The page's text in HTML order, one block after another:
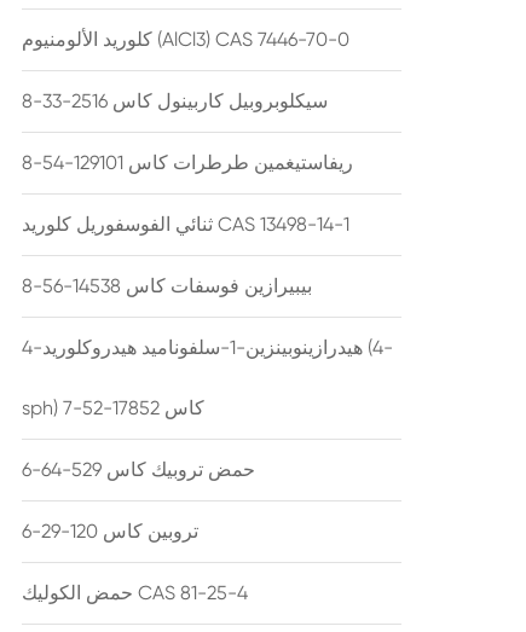
كلوريد الألومنيوم (AlCl3) CAS 7446-70-0
سيكلوبروبيل كاربينول كاس 2516-33-8
ريفاستيغمين طرطرات كاس 129101-54-8
ثنائي الفوسفوريل كلوريد CAS 13498-14-1
بيبيرازين فوسفات كاس 14538-56-8
4-هيدرازينوبينزين-1-سلفوناميد هيدروكلوريد (4-
sph) كاس 17852-52-7
حمض تروبيك كاس 529-64-6
تروبين كاس 120-29-6
حمض الكوليك CAS 81-25-4